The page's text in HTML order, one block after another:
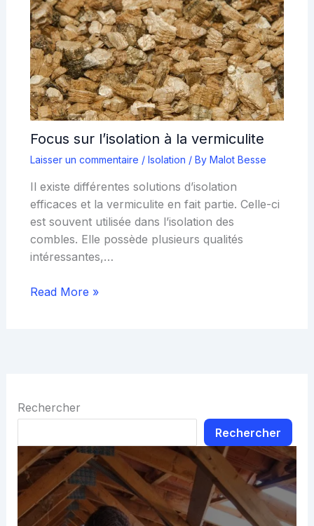
Focus sur l’isolation à la vermiculite
Laisser un commentaire / Isolation / By Malot Besse
Il existe différentes solutions d’isolation
efficaces et la vermiculite en fait partie. Celle-ci
est souvent utilisée dans l’isolation des
combles. Elle possède plusieurs qualités
intéressantes,…
Read More »
Rechercher
Rechercher